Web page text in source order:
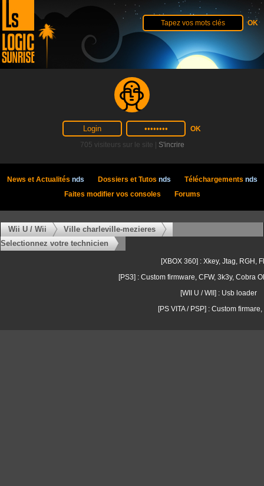
705 visiteurs sur le site | S'incrire
News et Actualités nds Dossiers et Tutos nds Téléchargements nds
Faites modifier vos consoles
Forums
Wii U / Wii
Ville charleville-mezieres
Selectionnez votre technicien
[XBOX 360] : Xkey, Jtag, RGH,
[PS3] : Custom firmware, CFW, 3k3y, Cobra
[WII U / WII] : Usb loader
[PS VITA / PSP] : Custom firmare,